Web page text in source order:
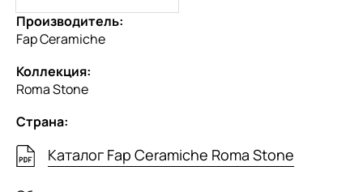
Производитель:
Fap Ceramiche
Коллекция:
Roma Stone
Страна:
Каталог Fap Ceramiche Roma Stone